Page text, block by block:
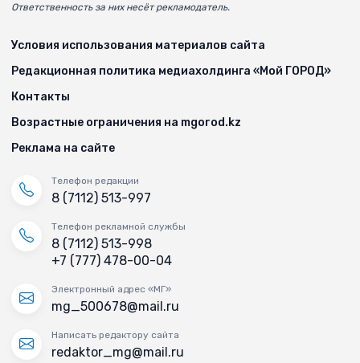
Ответственность за них несёт рекламодатель.
Условия использования материалов сайта
Редакционная политика медиахолдинга «Мой ГОРОД»
Контакты
Возрастные ограничения на mgorod.kz
Реклама на сайте
Телефон редакции
8 (7112) 513-997
Телефон рекламной службы
8 (7112) 513-998
+7 (777) 478-00-04
Электронный адрес «МГ»
mg_500678@mail.ru
Написать редактору сайта
redaktor_mg@mail.ru